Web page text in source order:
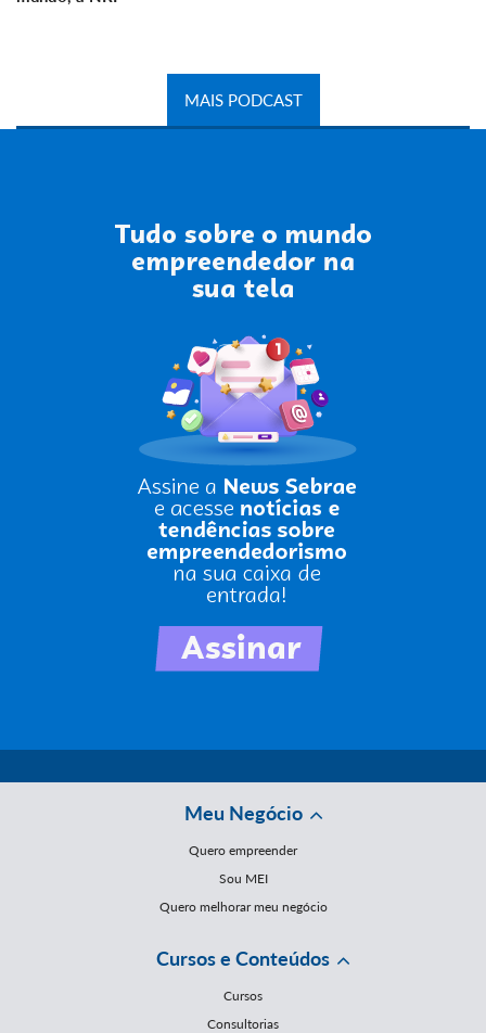
MAIS PODCAST
Meu Negócio
Quero empreender
Sou MEI
Quero melhorar meu negócio
Cursos e Conteúdos
Cursos
Consultorias